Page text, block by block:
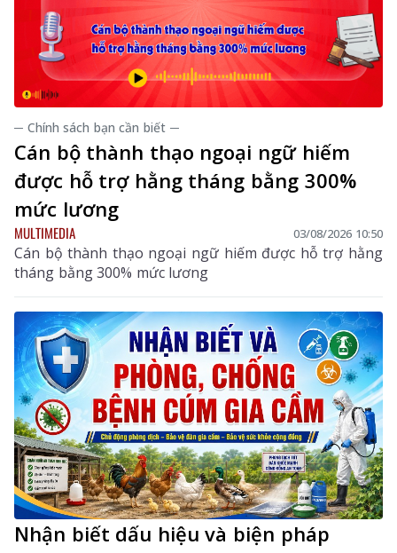
─ Chính sách bạn cần biết ─
Cán bộ thành thạo ngoại ngữ hiếm
được hỗ trợ hằng tháng bằng 300%
mức lương
MULTIMEDIA 03/08/2026 10:50
Cán bộ thành thạo ngoại ngữ hiếm được hỗ trợ hằng
tháng bằng 300% mức lương
Nhận biết dấu hiệu và biện pháp